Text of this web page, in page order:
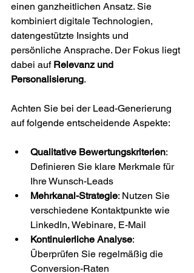
einen ganzheitlichen Ansatz. Sie
kombiniert digitale Technologien,
datengestützte Insights und
persönliche Ansprache. Der Fokus liegt
dabei auf Relevanz und
Personalisierung.
Achten Sie bei der Lead-Generierung
auf folgende entscheidende Aspekte:
Qualitative Bewertungskriterien:
Definieren Sie klare Merkmale für
Ihre Wunsch-Leads
Mehrkanal-Strategie: Nutzen Sie
verschiedene Kontaktpunkte wie
LinkedIn, Webinare, E-Mail
Kontinuierliche Analyse:
Überprüfen Sie regelmäßig die
Conversion-Raten